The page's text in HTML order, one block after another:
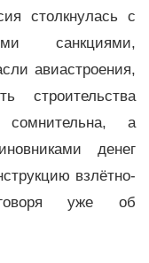
столкнулась с
санкциями,
авиастроения,
строительства
а
денег
взлётно-
уже об